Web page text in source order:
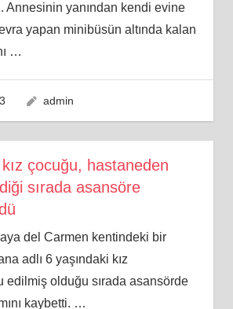
Annesinin yanından kendi evine
yapan minibüsün altında kalan
…
admin
çocuğu, hastaneden
sırada asansöre
del Carmen kentindeki bir
adlı 6 yaşındaki kız
edilmiş olduğu sırada asansörde
kaybetti. …